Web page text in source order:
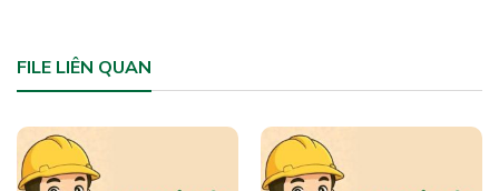
FILE LIÊN QUAN